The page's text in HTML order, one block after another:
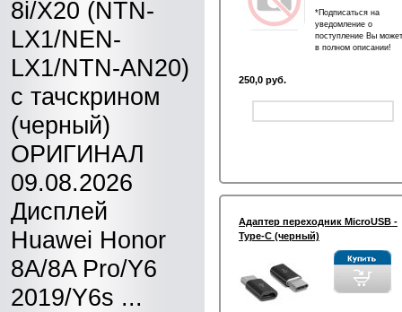
8i/X20 (NTN-
LX1/NEN-
LX1/NTN-AN20)
с тачскрином
(черный)
ОРИГИНАЛ
09.08.2026
Дисплей
Huawei Honor
8A/8A Pro/Y6
2019/Y6s ...
*Подписаться на
уведомление о
поступление Вы
в полном описании!
250,0 руб.
Адаптер переходник MicroUSB -
Type-C (черный)